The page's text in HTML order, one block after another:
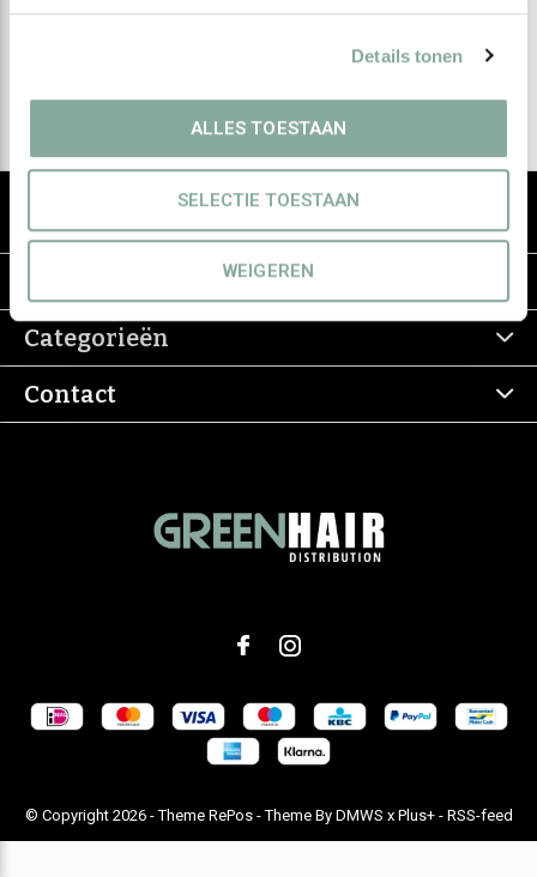
Details tonen
ALLES TOESTAAN
SELECTIE TOESTAAN
WEIGEREN
Ontvang de nieuwste aanbiedingen en promoties
De groothandel voor eerlijke & groene
haarverzorging
Categorieën
Contact
© Copyright 2026- Theme RePos - Theme By DMWS x Plus+- RSS-feed